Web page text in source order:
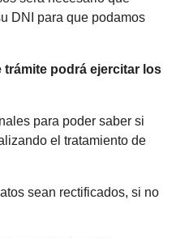
DNI para que podamos
trámite podrá ejercitar los
para poder saber si
el tratamiento de
sean rectificados, si no